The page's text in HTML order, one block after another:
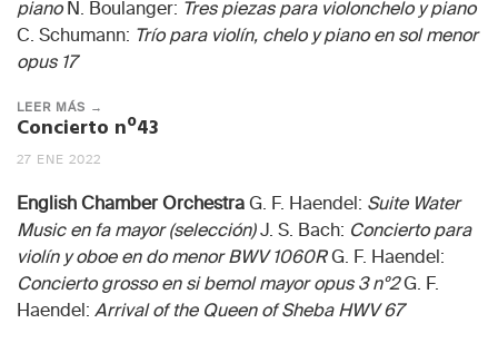
pianoN. Boulanger: Tres piezas para violonchelo y piano
C. Schumann: Trío para violín, chelo y piano en sol menor
opus 17
LEER MÁS →
Concierto nº43
27 ENE 2022
English Chamber Orchestra G. F. Haendel: Suite Water
Music en fa mayor (selección)J. S. Bach: Concierto para
violín y oboe en do menor BWV 1060RG. F. Haendel:
Concierto grosso en si bemol mayor opus 3 nº2G. F.
Haendel: Arrival of the Queen of Sheba HWV 67